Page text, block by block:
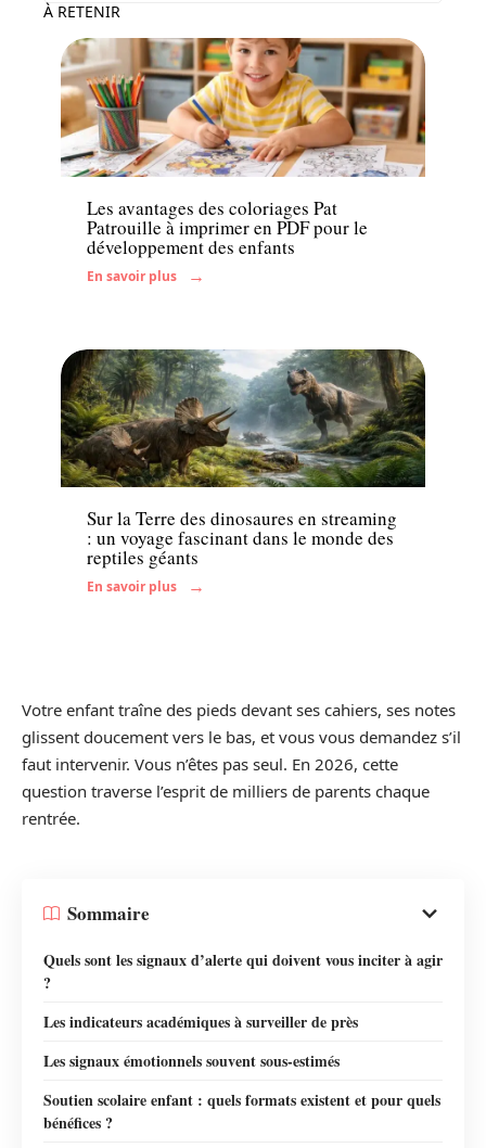
À RETENIR
Famille
Les avantages des coloriages Pat
Patrouille à imprimer en PDF pour le
développement des enfants
En savoir plus
Famille
Sur la Terre des dinosaures en streaming
: un voyage fascinant dans le monde des
reptiles géants
En savoir plus
Votre enfant traîne des pieds devant ses cahiers, ses notes
glissent doucement vers le bas, et vous vous demandez s’il
faut intervenir. Vous n’êtes pas seul. En 2026, cette
question traverse l’esprit de milliers de parents chaque
rentrée.
Sommaire
Quels sont les signaux d’alerte qui doivent vous inciter à agir
?
Les indicateurs académiques à surveiller de près
Les signaux émotionnels souvent sous-estimés
Soutien scolaire enfant : quels formats existent et pour quels
bénéfices ?